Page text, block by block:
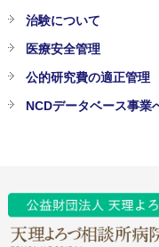
治験について
医療安全管理
公的研究費の適正管理
NCDデータベース事業